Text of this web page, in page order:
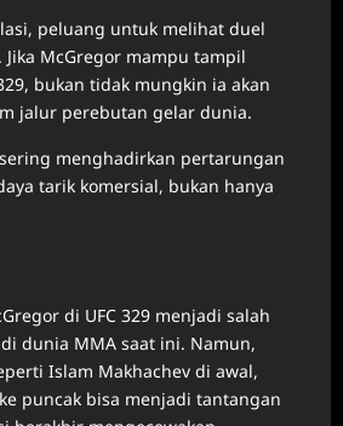
peluang untuk melihat duel
McGregor mampu tampil
bukan tidak mungkin ia akan
jalur perebutan gelar dunia.
menghadirkan pertarungan
tarik komersial, bukan hanya
di UFC 329 menjadi salah
dunia MMA saat ini. Namun,
Islam Makhachev di awal,
puncak bisa menjadi tantangan